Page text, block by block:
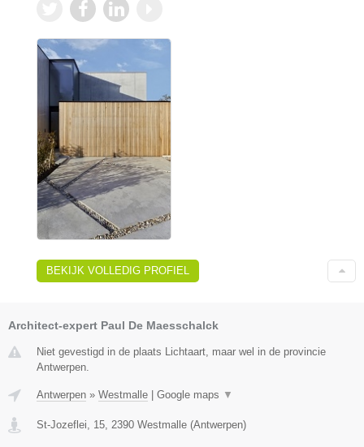
BEKIJK VOLLEDIG PROFIEL
Architect-expert Paul De Maesschalck
Niet gevestigd in de plaats Lichtaart, maar wel in de provincie
Antwerpen.
Antwerpen » Westmalle Google maps ▼
St-Jozeflei, 15 2390 Westmalle (Antwerpen)